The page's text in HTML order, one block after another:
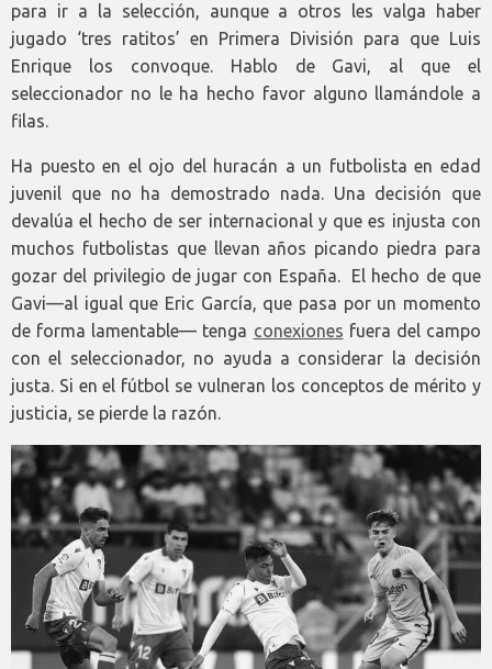
para ir a la selección, aunque a otros les valga haber
jugado ‘tres ratitos’ en Primera División para que Luis
Enrique los convoque. Hablo de Gavi, al que el
seleccionador no le ha hecho favor alguno llamándole a
filas.
Ha puesto en el ojo del huracán a un futbolista en edad
juvenil que no ha demostrado nada. Una decisión que
devalúa el hecho de ser internacional y que es injusta con
muchos futbolistas que llevan años picando piedra para
gozar del privilegio de jugar con España. El hecho de que
Gavi—al igual que Eric García, que pasa por un momento
de forma lamentable— tenga conexiones fuera del campo
con el seleccionador, no ayuda a considerar la decisión
justa. Si en el fútbol se vulneran los conceptos de mérito y
justicia, se pierde la razón.